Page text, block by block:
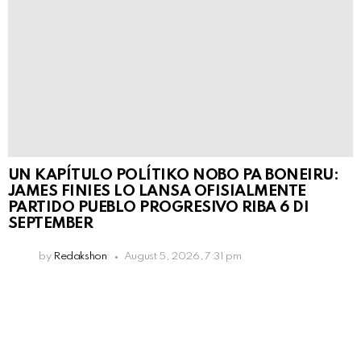
UN KAPÍTULO POLÍTIKO NOBO PA BONEIRU:
JAMES FINIES LO LANSA OFISIALMENTE
PARTIDO PUEBLO PROGRESIVO RIBA 6 DI
SEPTEMBER
by Redakshon August 5, 2026, 7:31 pm